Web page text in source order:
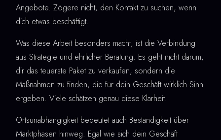
Angebote. Zögere nicht, den Kontakt zu suchen, wenn
dich etwas beschäftigt.
Was diese Arbeit besonders macht, ist die Verbindung
aus Strategie und ehrlicher Beratung. Es geht nicht darum,
dir das teuerste Paket zu verkaufen, sondern die
Maßnahmen zu finden, die für dein Geschäft wirklich Sinn
ergeben. Viele schätzen genau diese Klarheit.
Ortsunabhängigkeit bedeutet auch Beständigkeit über
Marktphasen hinweg. Egal wie sich dein Geschäft